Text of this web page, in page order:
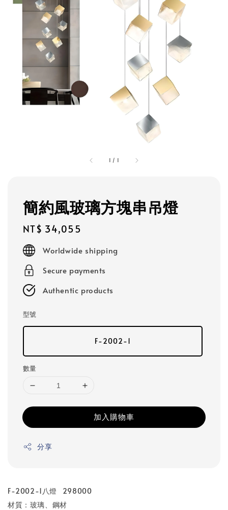
1 / 1
簡約風玻璃方塊串吊燈
Regular
price
NT$ 34,055
Worldwide shipping
Secure payments
Authentic products
型號
F-2002-1
數量
加入購物車
分享
F-2002-1八燈 298000
材質：玻璃、鋼材